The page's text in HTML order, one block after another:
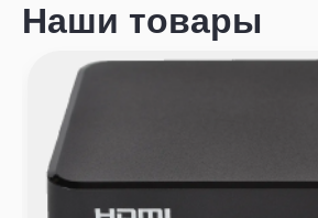
Наши товары